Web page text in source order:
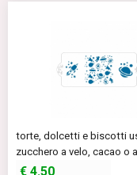
torte, dolcetti e biscotti
zucchero a velo, cacao o
€ 4.50